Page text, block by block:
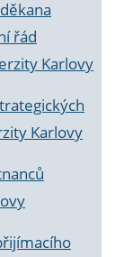
řád
Karlovy
Karlovy